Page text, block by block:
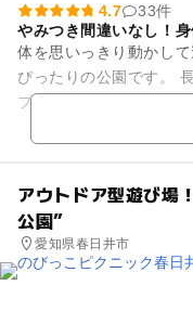
4.7
33件
やみつき間違いなし！
体を思いっきり動かし
ぴったりの公園です。
プ、そして人気ナンバ
まうほど楽しくて爽快
アウトドア型遊び場
公園”
愛知県春日井市